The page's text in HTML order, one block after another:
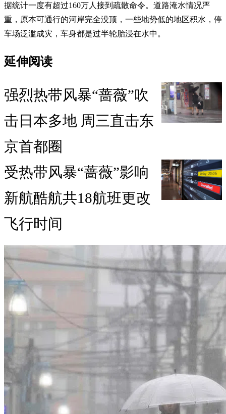
据统计一度有超过160万人接到疏散命令。道路淹水情况严
重，原本可通行的河岸完全没顶，一些地势低的地区积水，停
车场泛滥成灾，车身都是过半轮胎浸在水中。
延伸阅读
强烈热带风暴“蔷薇”吹
击日本多地 周三直击东
京首都圈
受热带风暴“蔷薇”影响
新航酷航共18航班更改
飞行时间